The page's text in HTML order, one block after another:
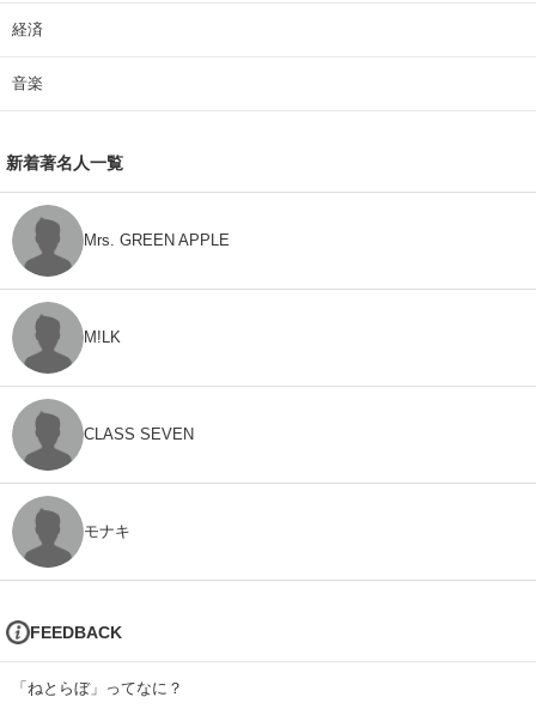
経済
音楽
新着著名人一覧
Mrs. GREEN APPLE
M!LK
CLASS SEVEN
モナキ
FEEDBACK
「ねとらぼ」ってなに？